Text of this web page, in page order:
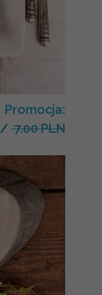
Promocja:
/ 7.00 PLN